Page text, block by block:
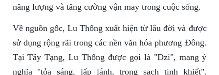
năng lượng và tăng cường vận may trong cuộc sống.
Về nguồn gốc, Lu Thống xuất hiện từ lâu đời và được
sử dụng rộng rãi trong các nền văn hóa phương Đông.
Tại Tây Tạng, Lu Thống được gọi là "Dzi", mang ý
nghĩa "tỏa sáng, lấp lánh, trong sạch tinh khiết".